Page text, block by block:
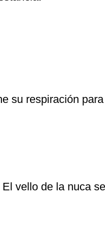
su respiración
vello de la nuca